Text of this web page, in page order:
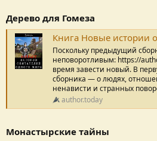
Дерево для Гомеза
Книга Новые истории обитателей одного
Поскольку предыдущий
неповоротливым: https://
время завести новый. В
сборника — о людях,
ненависти и странных
author.today
Монастырские тайны